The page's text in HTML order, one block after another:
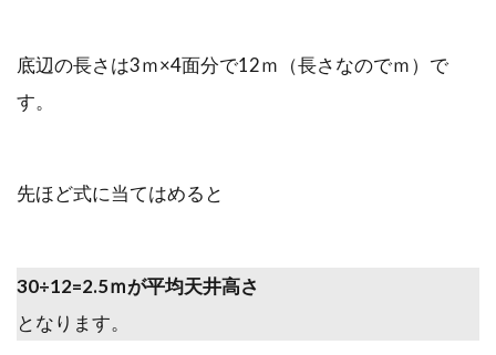
底辺の長さは3ｍ×4面分で12ｍ（長さなのでｍ）で
す。
先ほど式に当てはめると
30÷12=2.5ｍが平均天井高さ
となります。